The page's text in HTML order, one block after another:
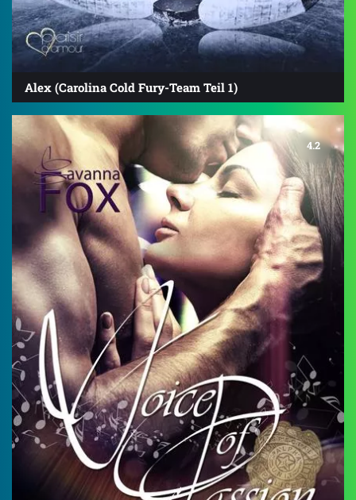
Alex (Carolina Cold Fury-Team Teil 1)
4.2